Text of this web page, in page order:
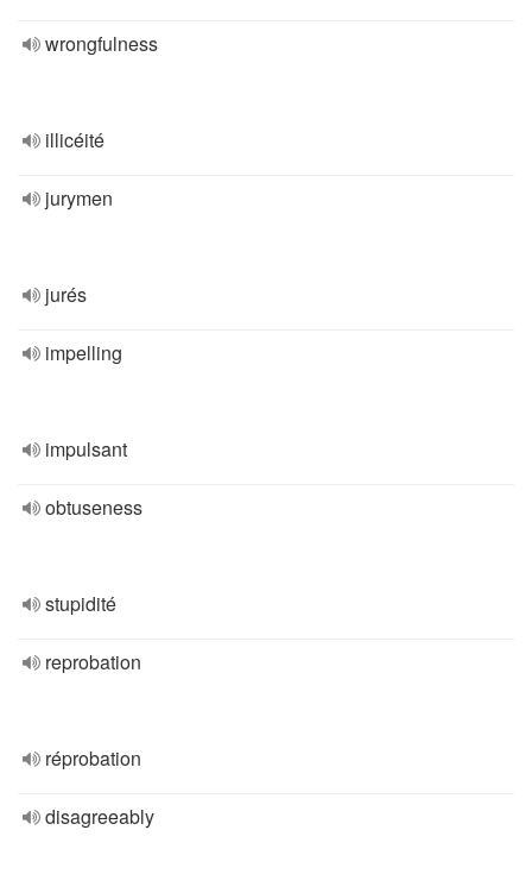
wrongfulness
illicéité
jurymen
jurés
impelling
impulsant
obtuseness
stupidité
reprobation
réprobation
disagreeably